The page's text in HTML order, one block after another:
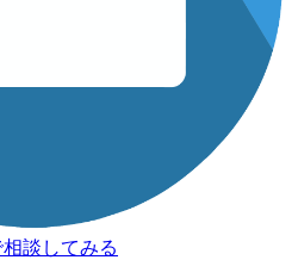
談してみる